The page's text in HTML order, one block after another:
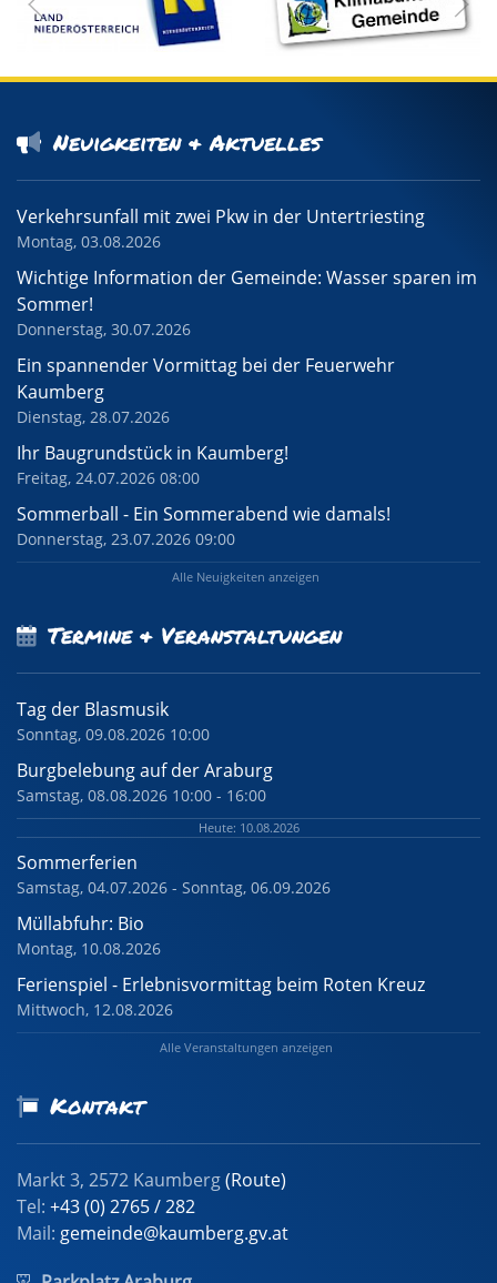
Neuigkeiten & Aktuelles
Verkehrsunfall mit zwei Pkw in der Untertriesting
Montag, 03.08.2026
Wichtige Information der Gemeinde: Wasser sparen im
Sommer!
Donnerstag, 30.07.2026
Ein spannender Vormittag bei der Feuerwehr
Kaumberg
Dienstag, 28.07.2026
Ihr Baugrundstück in Kaumberg!
Freitag, 24.07.2026 08:00
Sommerball - Ein Sommerabend wie damals!
Donnerstag, 23.07.2026 09:00
Alle Neuigkeiten anzeigen
Termine & Veranstaltungen
Tag der Blasmusik
Sonntag, 09.08.2026 10:00
Burgbelebung auf der Araburg
Samstag, 08.08.2026 10:00 - 16:00
Heute: 10.08.2026
Sommerferien
Samstag, 04.07.2026 - Sonntag, 06.09.2026
Müllabfuhr: Bio
Montag, 10.08.2026
Ferienspiel - Erlebnisvormittag beim Roten Kreuz
Mittwoch, 12.08.2026
Alle Veranstaltungen anzeigen
Kontakt
Markt 3, 2572 Kaumberg(Route)
Tel: +43 (0) 2765 / 282
Mail: gemeinde@kaumberg.gv.at